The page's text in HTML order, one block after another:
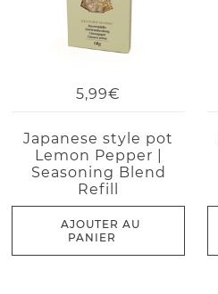
5,99€
Japanese style pot
Lemon Pepper |
Seasoning Blend
Refill
AJOUTER AU
PANIER